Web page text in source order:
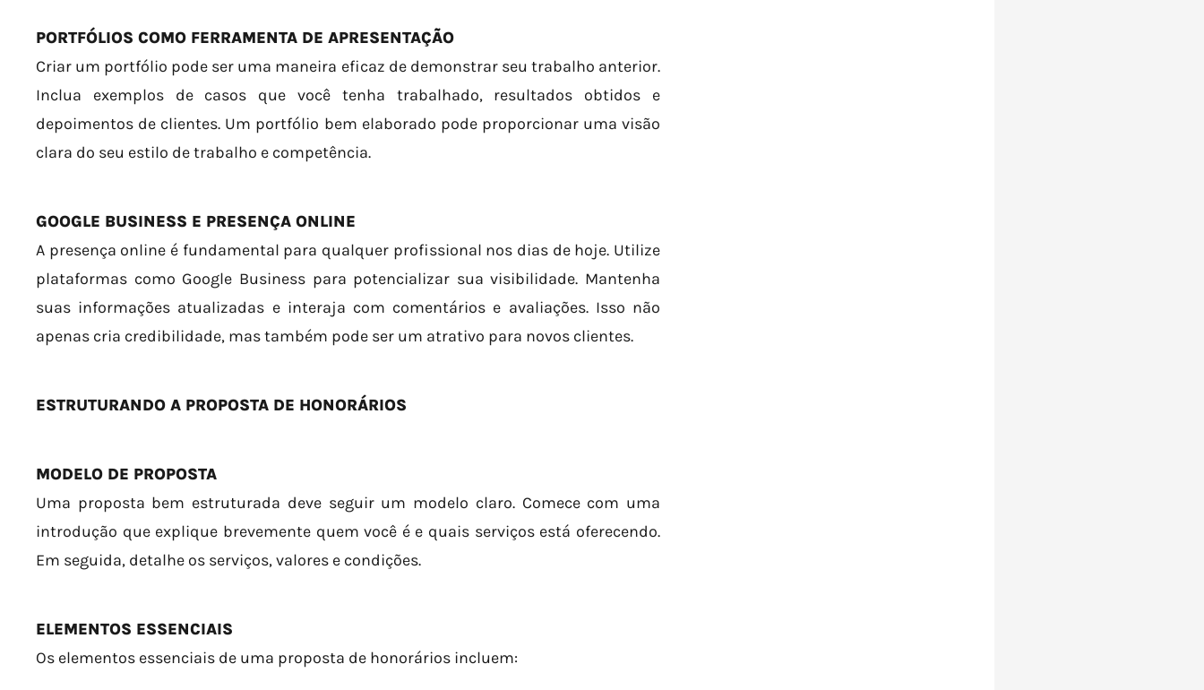
PORTFÓLIOS COMO FERRAMENTA DE APRESENTAÇÃO
Criar um portfólio pode ser uma maneira eficaz de demonstrar seu trabalho anterior.
Inclua exemplos de casos que você tenha trabalhado, resultados obtidos e
depoimentos de clientes. Um portfólio bem elaborado pode proporcionar uma visão
clara do seu estilo de trabalho e competência.
GOOGLE BUSINESS E PRESENÇA ONLINE
A presença online é fundamental para qualquer profissional nos dias de hoje. Utilize
plataformas como Google Business para potencializar sua visibilidade. Mantenha
suas informações atualizadas e interaja com comentários e avaliações. Isso não
apenas cria credibilidade, mas também pode ser um atrativo para novos clientes.
ESTRUTURANDO A PROPOSTA DE HONORÁRIOS
MODELO DE PROPOSTA
Uma proposta bem estruturada deve seguir um modelo claro. Comece com uma
introdução que explique brevemente quem você é e quais serviços está oferecendo.
Em seguida, detalhe os serviços, valores e condições.
ELEMENTOS ESSENCIAIS
Os elementos essenciais de uma proposta de honorários incluem: